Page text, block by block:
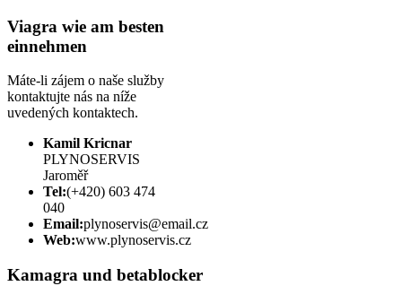
Viagra wie am besten
einnehmen
Máte-li zájem o naše služby
kontaktujte nás na níže
uvedených kontaktech.
Kamil Kricnar
PLYNOSERVIS
Jaroměř
Tel:(+420) 603 474
040
Email:plynoservis@email.cz
Web:www.plynoservis.cz
Kamagra und betablocker